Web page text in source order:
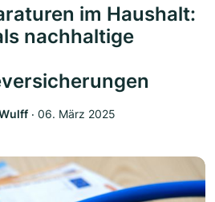
im Haushalt:
nachhaltige
‧ 06. März 2025